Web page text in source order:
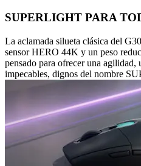
SUPERLIGHT PARA
La aclamada silueta clásica del
sensor HERO 44K y un peso
pensado para ofrecer una
impecables, dignos del nombre